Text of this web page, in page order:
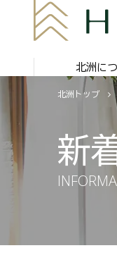
北洲に
北洲トップ
新